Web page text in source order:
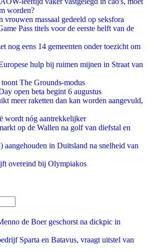
worden?
vrouwen massaal gedeeld op seksfora
Pass titels voor de eerste helft van de
nog eens 14 gemeenten onder toezicht om
hulp bij ruimen mijnen in Straat van
The Grounds-modus
open beta begint 6 augustus
meer raketten dan kan worden aangevuld,
wordt nóg aantrekkelijker
op de Wallen na golf van diefstal en
aangehouden in Duitsland na snelheid van
overeind bij Olympiakos
de Boer geschorst na dickpic in
Sparta en Batavus, vraagt uitstel van